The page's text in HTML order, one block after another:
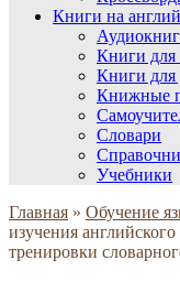
Книги на
Книги для
Книги для
Книжные
Словари
Учебники
Главная » Обучение
изучения
тренировки